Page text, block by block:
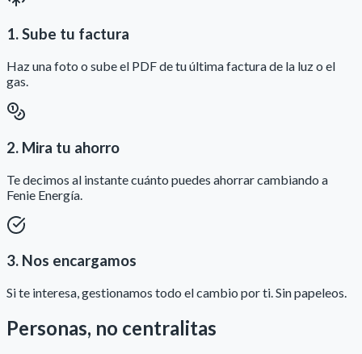
1. Sube tu factura
Haz una foto o sube el PDF de tu última factura de la luz o el
gas.
2. Mira tu ahorro
Te decimos al instante cuánto puedes ahorrar cambiando a
Fenie Energía.
3. Nos encargamos
Si te interesa, gestionamos todo el cambio por ti. Sin papeleos.
Personas, no centralitas